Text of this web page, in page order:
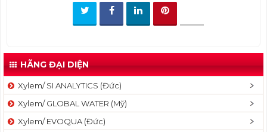
HÃNG ĐẠI DIỆN
Xylem/ SI ANALYTICS (Đức)
Xylem/ GLOBAL WATER (Mỹ)
Xylem/ EVOQUA (Đức)